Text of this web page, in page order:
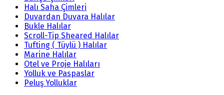
Halı Saha Çimleri
Duvardan Duvara Halılar
Bukle Halılar
Scroll-Tip Sheared Halılar
Tufting ( Tüylü ) Halılar
Marine Halılar
Otel ve Proje Halıları
Yolluk ve Paspaslar
Peluş Yolluklar